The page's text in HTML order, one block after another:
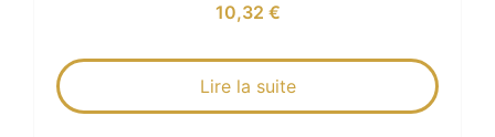
10,32 €
Lire la suite